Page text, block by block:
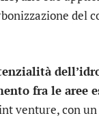
del
fra le aree
venture, con